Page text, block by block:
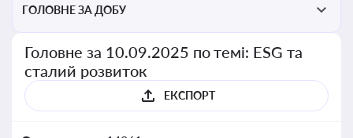
ГОЛОВНЕ ЗА ДОБУ
Головне за 10.09.2025 по темі: ESG та
сталий розвиток
ЕКСПОРТ